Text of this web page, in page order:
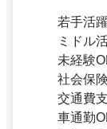
若手活
ミドル
未経験
社会保
交通費
車通勤